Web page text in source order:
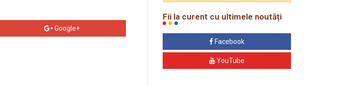
Google+
Fii la curent cu ultimele noutăți
Facebook
YouTube